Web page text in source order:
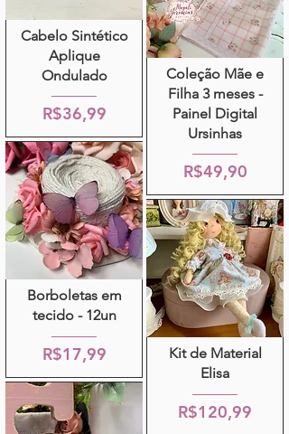
Cabelo Sintético
Aplique
Ondulado
R$36,99
Borboletas em
tecido - 12un
R$17,99
Coleção Mãe e
Filha 3 meses -
Painel Digital
Ursinhas
R$49,90
Kit de Material
Elisa
R$120,99